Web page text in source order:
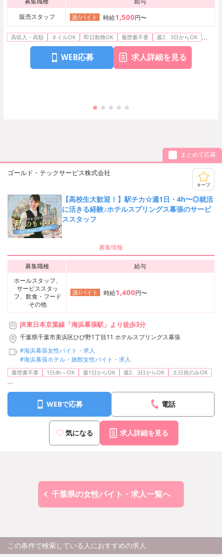
販売スタッフ
派/バイト 時給1,500円〜
高収入・高額 ネイルOK 即日勤務OK 履歴書不要 週2、3日からOK ...
WEB応募 求人詳細を見る
まとめて応募
キープ
ゴールド・テックサービス株式会社
【高校生大歓迎！】駅チカ☆週1日・4h〜◎就活
に活きる経験♪ホテルスプリングス幕張のサービ
ススタッフ
募集情報
募集職種
給与
ホールスタッフ、
サービススタッ
フ、飲食・フード
その他
派/バイト 時給1,400円〜
JR東日本京葉線「海浜幕張駅」より徒歩3分
千葉県千葉市美浜区ひび野1丁目11 ホテルスプリングス幕張
#海浜幕張女性バイト・求人
#海浜幕張ホテル・旅館女性バイト・求人
履歴書不要 1日4h～OK 週1日からOK 週2、3日からOK 土日祝のみOK
...
WEBで応募 電話
気になる 求人詳細を見る
千葉県の女性バイト・求人一覧へ
この条件で検索している人におすすめの求人